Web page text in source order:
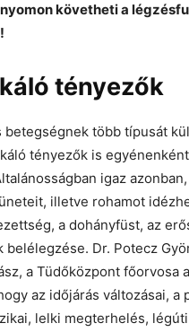
követheti a
tényezők
betegségnek több típusát
tényezők is
igaz
illetve rohamot
a dohányfüst, az
belélegzése. Dr. Potecz
a Tüdőközpont főorvosa
az időjárás változásai, a
lelki megterhelés,